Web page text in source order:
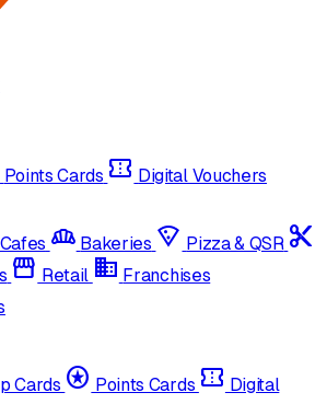
Points Cards confirmation_number Digital Vouchers
Cafes bakery_dining Bakeries local_pizza Pizza & QSR content_cut
storefront Retail domain Franchises
Cards stars Points Cards confirmation_number Digital